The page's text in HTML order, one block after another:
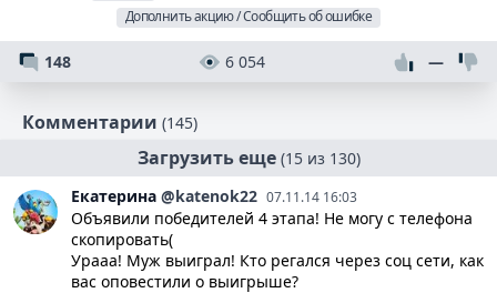
Дополнить акцию / Сообщить об ошибке
148 6 054 —
Комментарии (145)
Загрузить еще (15 из 130)
Екатерина @katenok22 07.11.14 16:03
Объявили победителей 4 этапа! Не могу с телефона
скопировать(
Урааа! Муж выиграл! Кто регался через соц сети, как
вас оповестили о выигрыше?